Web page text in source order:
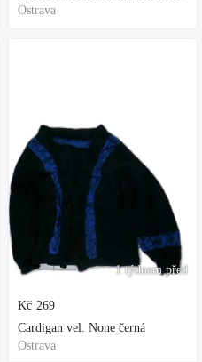
Ostrava
1 týdnem před
Kč 269
Cardigan vel. None černá
Ostrava